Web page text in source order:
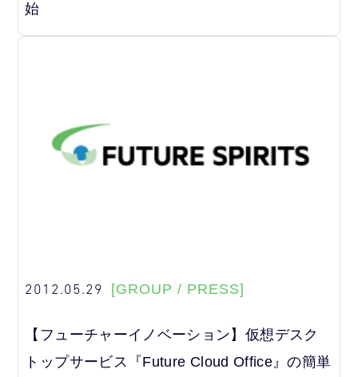
始
2012.05.29 [GROUP / PRESS]
【フューチャーイノベーション】仮想デスク
トップサービス『Future Cloud Office』の簡単